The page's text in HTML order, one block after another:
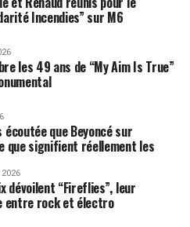
Incendies” sur M6
les 49 ans de “My Aim Is True”
écoutée que Beyoncé sur
que signifient réellement les
dévoilent “Fireflies”, leur
entre rock et électro